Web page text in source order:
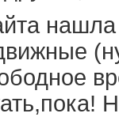
нашла